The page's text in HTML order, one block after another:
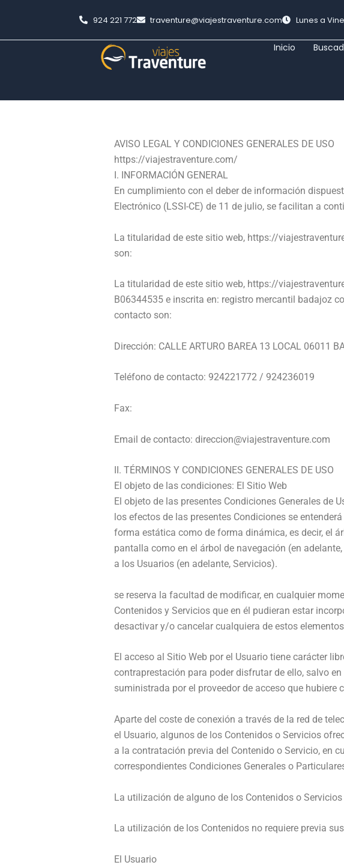
contenido
924 221 772 traventure@viajestraventure.com Lunes a
Inicio
AVISO LEGAL Y CONDICIONES GENERALES DE USO
https://viajestraventure.com/
I. INFORMACIÓN GENERAL
En cumplimiento con el deber de información
Electrónico (LSSI-CE) de 11 de julio, se facilitan a
La titularidad de este sitio web, https://
son:
La titularidad de este sitio web, https://
B06344535 e inscrita en: registro mercantil badajoz
contacto son:
Dirección: CALLE ARTURO BAREA 13 LOCAL 06011
Teléfono de contacto: 924221772 / 924236019
Fax:
Email de contacto: direccion@viajestraventure.com
II. TÉRMINOS Y CONDICIONES GENERALES DE USO
El objeto de las condiciones: El Sitio Web
El objeto de las presentes Condiciones Generales de
los efectos de las presentes Condiciones se
forma estática como de forma dinámica, es decir, el
pantalla como en el árbol de navegación (en
a los Usuarios (en adelante, Servicios).
se reserva la facultad de modificar, en cualquier
Contenidos y Servicios que en él pudieran estar
desactivar y/o cancelar cualquiera de estos
El acceso al Sitio Web por el Usuario tiene carácter
contraprestación para poder disfrutar de ello, salvo
suministrada por el proveedor de acceso que hubiere
Aparte del coste de conexión a través de la red de
el Usuario, algunos de los Contenidos o Servicios
a la contratación previa del Contenido o Servicio, en
correspondientes Condiciones Generales o
La utilización de alguno de los Contenidos o
La utilización de los Contenidos no requiere previa
El Usuario